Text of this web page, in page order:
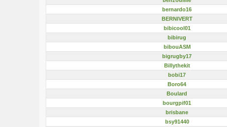
bernardo16
BERNIVERT
bibicool01
bibirug
bibouASM
bigrugby17
Billythekit
bobi17
Boro64
Boulard
bourgpif01
brisbane
bsy91440